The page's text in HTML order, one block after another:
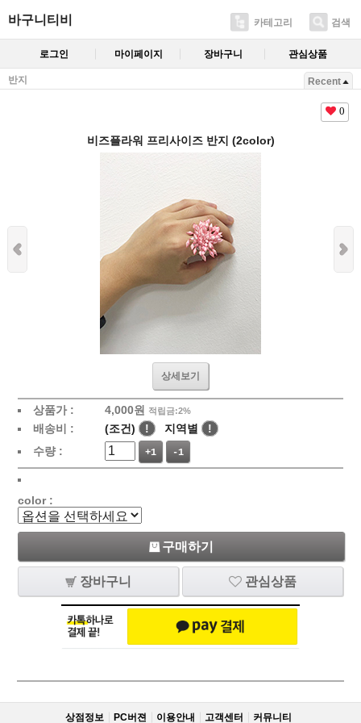
바구니티비 카테고리 검색
로그인 마이페이지 장바구니 관심상품
반지 Recent
0
비즈플라워 프리사이즈 반지 (2color)
상세보기
상품가 : 4,000원 적립금:2%
배송비 : (조건) ! 지역별
!
수량 :
+1 -1
color :
구매하기
장바구니 관심상품
상점정보 PC버젼 이용안내 고객센터 커뮤니티